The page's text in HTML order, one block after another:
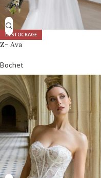
DÉSTOCKAGE
Z- Ava
Bochet